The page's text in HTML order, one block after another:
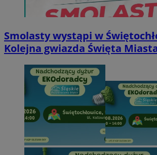
Smolasty wystąpi w
Kolejna gwiazda Święta